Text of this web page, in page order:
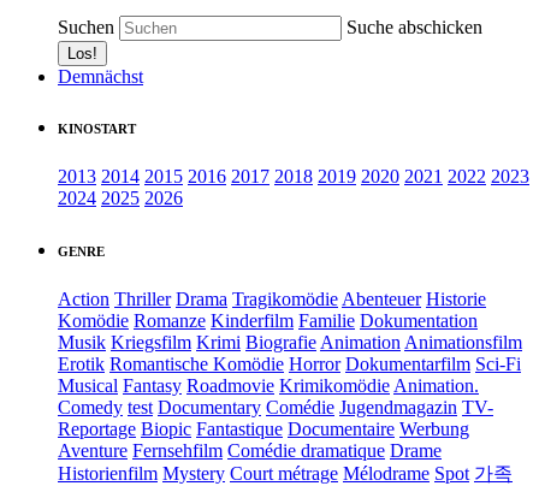
Suchen Suche abschicken
Demnächst
KINOSTART
2013 2014 2015 2016 2017 2018 2019 2020 2021 2022 2023
2024 2025 2026
GENRE
Action Thriller Drama Tragikomödie Abenteuer Historie
Komödie Romanze Kinderfilm Familie Dokumentation
Musik Kriegsfilm Krimi Biografie Animation Animationsfilm
Erotik Romantische Komödie Horror Dokumentarfilm Sci-Fi
Musical Fantasy Roadmovie Krimikomödie Animation.
Comedy test Documentary Comédie Jugendmagazin TV-
Reportage Biopic Fantastique Documentaire Werbung
Aventure Fernsehfilm Comédie dramatique Drame
Historienfilm Mystery Court métrage Mélodrame Spot 가족